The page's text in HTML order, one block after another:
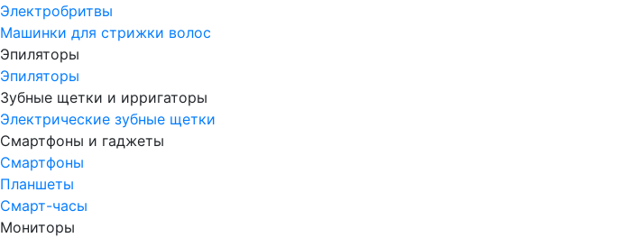
Электробритвы
Машинки для стрижки волос
Эпиляторы
Эпиляторы
Зубные щетки и ирригаторы
Электрические зубные щетки
Смартфоны и гаджеты
Смартфоны
Планшеты
Смарт-часы
Мониторы